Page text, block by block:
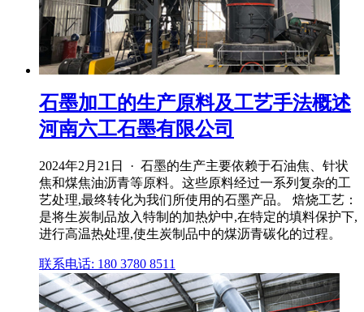
石墨加工的生产原料及工艺手法概述
河南六工石墨有限公司
2024年2月21日 · 石墨的生产主要依赖于石油焦、针状
焦和煤焦油沥青等原料。这些原料经过一系列复杂的工
艺处理,最终转化为我们所使用的石墨产品。 焙烧工艺：
是将生炭制品放入特制的加热炉中,在特定的填料保护下,
进行高温热处理,使生炭制品中的煤沥青碳化的过程。
联系电话: 180 3780 8511